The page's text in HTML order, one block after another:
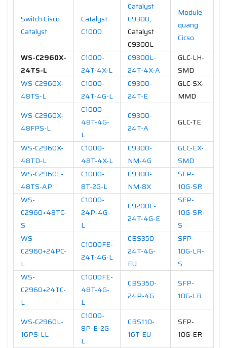
Switch Cisco
Catalyst
Catalyst
C1000
Catalyst
C9300,
Catalyst
C9300L
Module
quang
Cicso
WS-C2960X-
24TS-L
C1000-
24T-4X-L
C9300L-
24T-4X-A
GLC-LH-
SMD
WS-C2960X-
48TS-L
C1000-
24T-4G-L
C9300-
24T-E
GLC-SX-
MMD
WS-C2960X-
48FPS-L
C1000-
48T-4G-
L
C9300-
24T-A
GLC-TE
WS-C2960X-
48TD-L
C1000-
48T-4X-L
C9300-
NM-4G
GLC-EX-
SMD
WS-C2960L-
48TS-AP
C1000-
8T-2G-L
C9300-
NM-8X
SFP-
10G-SR
WS-
C2960+48TC-
S
C1000-
24P-4G-
L
C9200L-
24T-4G-E
SFP-
10G-SR-
S
WS-
C2960+24PC-
L
C1000FE-
24T-4G-L
CBS350-
24T-4G-
EU
SFP-
10G-LR-
S
WS-
C2960+24TC-
L
C1000FE-
48T-4G-
L
CBS350-
24P-4G
SFP-
10G-LR
WS-C2960L-
16PS-LL
C1000-
8P-E-2G-
L
CBS110-
16T-EU
SFP-
10G-ER